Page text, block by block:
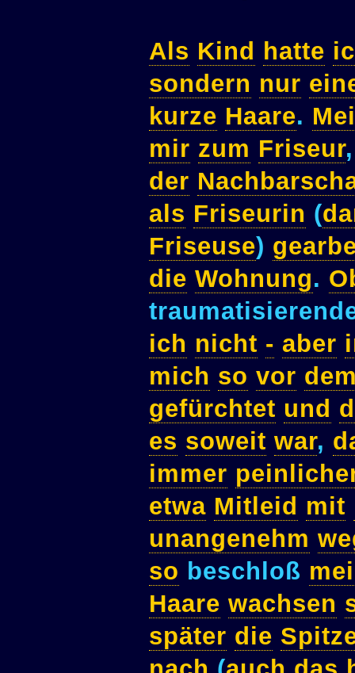
Als Kind hatte
sondern nur
kurze Haare.
mir zum Friseur
der
als Friseurin (
Friseuse)
die Wohnung.
ich nicht - aber
mich so vor
gefürchtet und
es soweit war,
immer
etwa Mitleid mit
unangenehm
so beschloß
Haare wachsen
später die